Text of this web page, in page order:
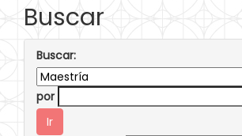
Buscar
Buscar:
por